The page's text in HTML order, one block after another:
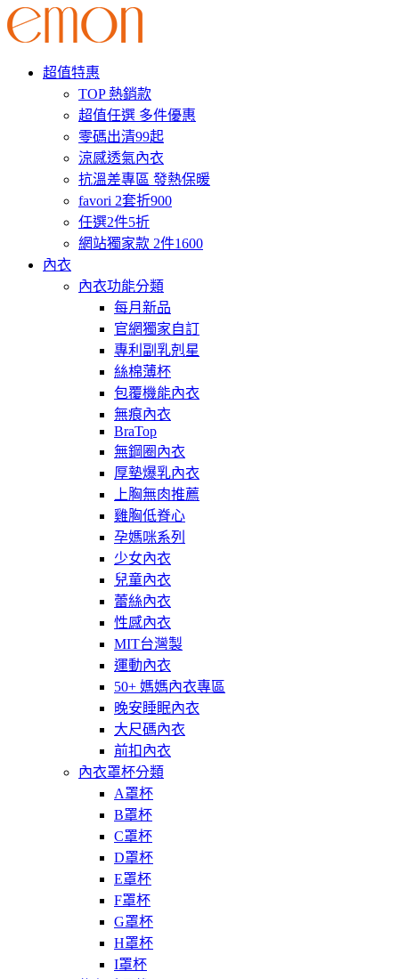
超值特惠
TOP 熱銷款
超值任選 多件優惠
零碼出清99起
涼感透氣內衣
抗溫差專區 發熱保暖
favori 2套折900
任選2件5折
網站獨家款 2件1600
內衣
內衣功能分類
每月新品
官網獨家自訂
專利副乳剋星
絲棉薄杯
包覆機能內衣
無痕內衣
BraTop
無鋼圈內衣
厚墊爆乳內衣
上胸無肉推薦
雞胸低脊心
孕媽咪系列
少女內衣
兒童內衣
蕾絲內衣
性感內衣
MIT台灣製
運動內衣
50+ 媽媽內衣專區
晚安睡眠內衣
大尺碼內衣
前扣內衣
內衣罩杯分類
A罩杯
B罩杯
C罩杯
D罩杯
E罩杯
F罩杯
G罩杯
H罩杯
I罩杯